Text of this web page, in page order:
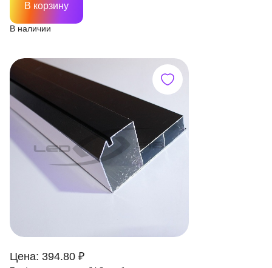
В наличии
В корзину
Цена: 394.80 ₽